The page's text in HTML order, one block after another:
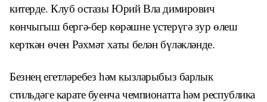
китерде. Клуб остазы Юрий Вла­ димирович
көнчыгыш бергә-бер көрәшне үстерүгә зур өлеш
керткән өчен Рәхмәт хаты белән бүләкләнде.
Безнең егетләребез һәм кызларыбыз барлык
стильдәге карате буенча чемпи­онатта һәм республика